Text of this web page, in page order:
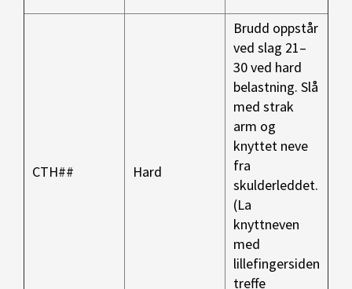
CTH## Hard
Brudd oppstår
ved slag 21–
30 ved hard
belastning. Slå
med strak
arm og
knyttet neve
fra
skulderleddet.
(La
knyttneven
med
lillefingersiden
treffe